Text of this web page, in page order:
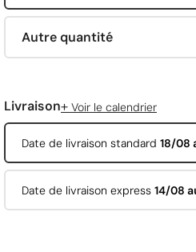
Autre quantité
Livraison+ Voir le calendrier
Date de livraison standard 18/08
Date de livraison express 14/08